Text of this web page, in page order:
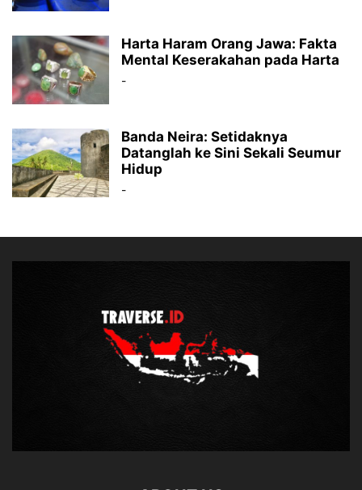
Harta Haram Orang Jawa: Fakta
Mental Keserakahan pada Harta
-
Banda Neira: Setidaknya
Datanglah ke Sini Sekali Seumur
Hidup
-